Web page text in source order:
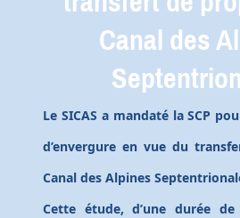
Canal des
Le SICAS a mandaté la SCP
d’envergure en vue du
Canal des Alpines
Cette étude, d’une durée